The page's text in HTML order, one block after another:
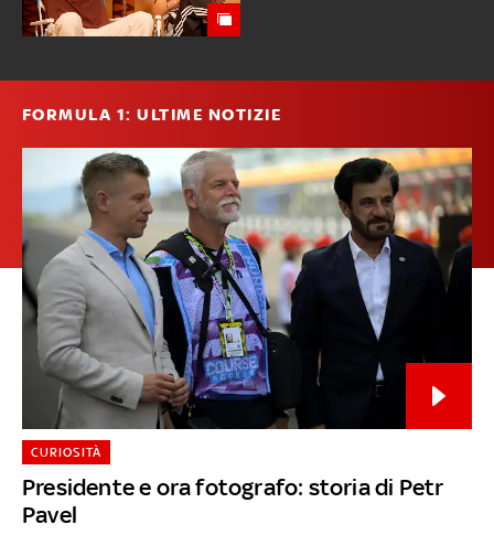
FORMULA 1: ULTIME NOTIZIE
Presidente e ora fotografo: storia di Petr
Pavel
CURIOSITÀ